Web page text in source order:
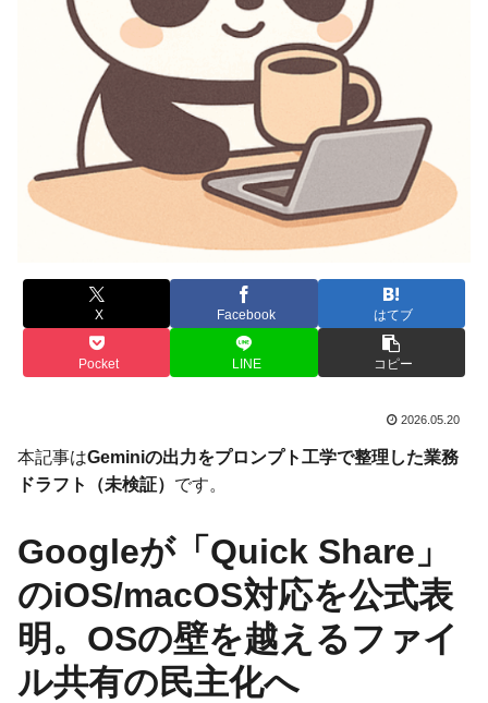
X Facebook はてブ
Pocket LINE コピー
2026.05.20
本記事はGeminiの出力をプロンプト工学で整理した業務
ドラフト（未検証） です。
Googleが「Quick Share」
のiOS/macOS対応を公式表
明。OSの壁を越えるファイ
ル共有の民主化へ